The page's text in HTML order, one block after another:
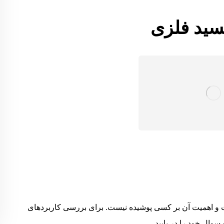
فلزی
و اهمیت آن بر کسی پوشیده نیست. برای بررسی کاربردهای